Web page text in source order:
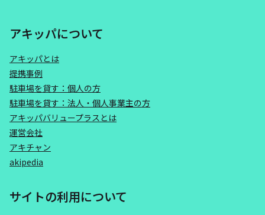
アキッパについて
アキッパとは
提携事例
駐車場を貸す：個人の方
駐車場を貸す：法人・個人事業主の方
アキッパバリュープラスとは
運営会社
アキチャン
akipedia
サイトの利用について